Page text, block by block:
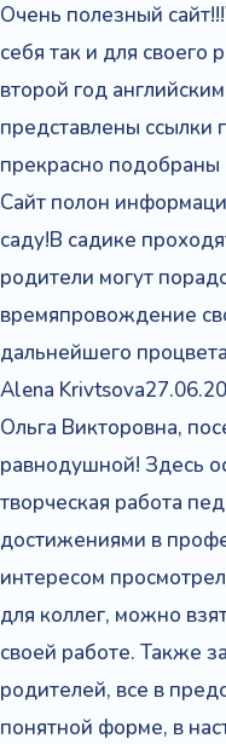
Очень полезный
себя так и для своего
второй год
представлены ссылки
прекрасно подобраны
Сайт полон
саду!В садике
родители могут
времяпровождение
дальнейшего
Alena Krivtsova
Ольга Викторовна,
равнодушной! Здесь
творческая работа
достижениями в
интересом
для коллег, можно
своей работе. Также
родителей, все в
понятной форме, в